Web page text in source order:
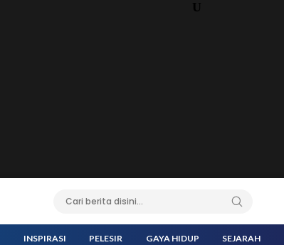
U
INSPIRASI PELESIR GAYA HIDUP SEJARAH